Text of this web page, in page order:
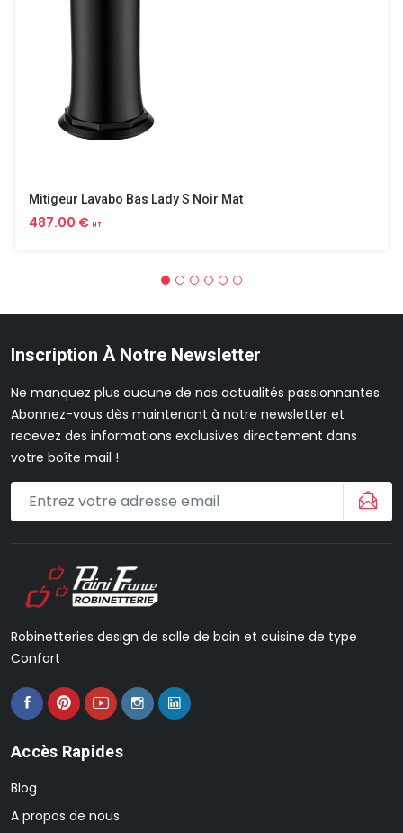
Mitigeur Lavabo Bas Lady S Noir Mat
487.00 € HT
Inscription À Notre Newsletter
Ne manquez plus aucune de nos actualités passionnantes.
Abonnez-vous dès maintenant à notre newsletter et
recevez des informations exclusives directement dans
votre boîte mail !
Robinetteries design de salle de bain et cuisine de type
Confort
Accès Rapides
Blog
A propos de nous